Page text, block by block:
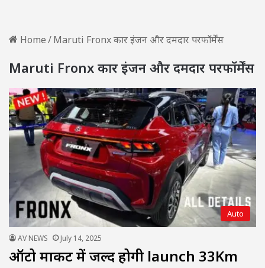
Home/Maruti Fronx कार इंजन और दमदार परफॉर्मेंस
Maruti Fronx कार इंजन और दमदार परफॉर्मेंस
Auto
AV NEWS July 14, 2025
ऑटो मार्केट में जल्द होगी launch 33Km